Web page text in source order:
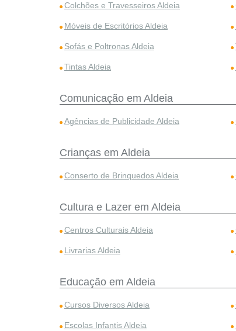
Colchões e Travesseiros Aldeia
Móveis de Escritórios Aldeia
Sofás e Poltronas Aldeia
Tintas Aldeia
Comunicação em Aldeia
Agências de Publicidade Aldeia
Crianças em Aldeia
Conserto de Brinquedos Aldeia
Cultura e Lazer em Aldeia
Centros Culturais Aldeia
Livrarias Aldeia
Educação em Aldeia
Cursos Diversos Aldeia
Escolas Infantis Aldeia